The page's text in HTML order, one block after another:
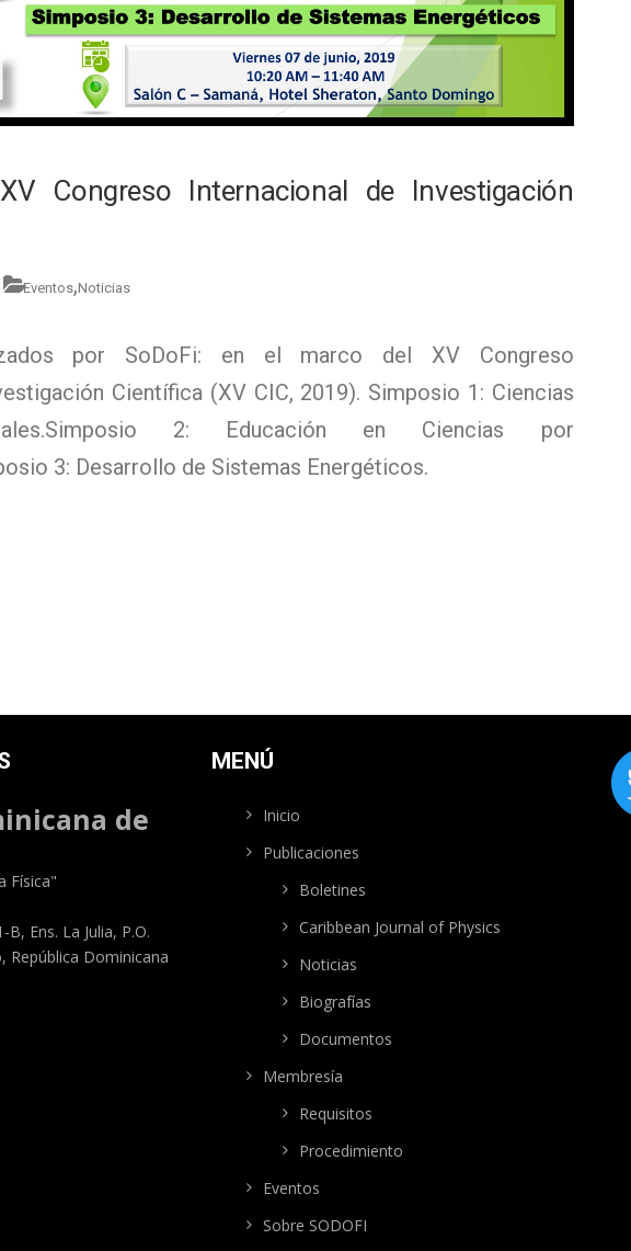
Congreso Internacional de Investigación
Eventos,Noticias
por SoDoFi: en el marco del XV Congreso
Científica (XV CIC, 2019). Simposio 1: Ciencias
2: Educación en Ciencias por
3: Desarrollo de Sistemas Energéticos.
de
Física"
Ens. La Julia, P.O.
República Dominicana
MENÚ
Inicio
Publicaciones
Boletines
Caribbean Journal of Physics
Noticias
Biografías
Documentos
Membresía
Requisitos
Procedimiento
Eventos
Sobre SODOFI